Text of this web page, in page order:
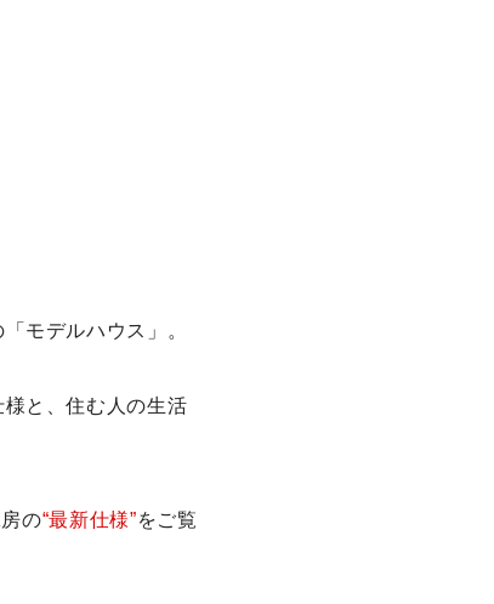
モデルハウス」。
と、住む人の生活
の“最新仕様”をご覧